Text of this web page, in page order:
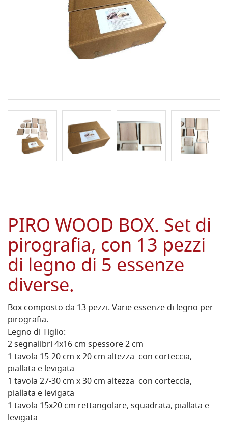
PIRO WOOD BOX. Set di
pirografia, con 13 pezzi
di legno di 5 essenze
diverse.
Box composto da 13 pezzi. Varie essenze di legno per
pirografia.
Legno di Tiglio:
2 segnalibri 4x16 cm spessore 2 cm
1 tavola 15-20 cm x 20 cm altezza con corteccia,
piallata e levigata
1 tavola 27-30 cm x 30 cm altezza con corteccia,
piallata e levigata
1 tavola 15x20 cm rettangolare, squadrata, piallata e
levigata